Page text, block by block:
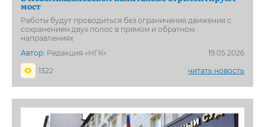
мост
Работы будут проводиться без ограничения движения с
сохранением двух полос в прямом и обратном
направлениях
Автор: Редакция «НГК»
19.05.2026
1322
читать новость